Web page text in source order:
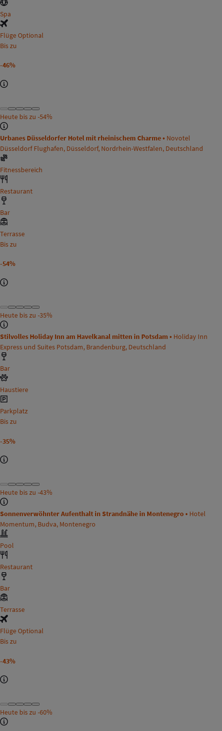
Spa
Flüge Optional
Bis zu
-46%
Heute bis zu -54%
Urbanes Düsseldorfer Hotel mit rheinischem Charme • Novotel
Düsseldorf Flughafen, Düsseldorf, Nordrhein-Westfalen, Deutschland
Fitnessbereich
Restaurant
Bar
Terrasse
Bis zu
-54%
Heute bis zu -35%
Stilvolles Holiday Inn am Havelkanal mitten in Potsdam • Holiday Inn
Express und Suites Potsdam, Brandenburg, Deutschland
Bar
Haustiere
Parkplatz
Bis zu
-35%
Heute bis zu -43%
Sonnenverwöhnter Aufenthalt in Strandnähe in Montenegro • Hotel
Momentum, Budva, Montenegro
Pool
Restaurant
Bar
Terrasse
Flüge Optional
Bis zu
-43%
Heute bis zu -60%